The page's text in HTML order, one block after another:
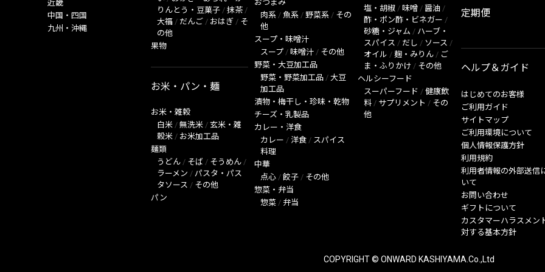
近畿
中国・四国
九州・沖縄
りんとう・豆菓子 / 抹茶 /
大福 / だんご / おはぎ / そ
の他
果物
お米・パン・麺
お米・雑穀
白米 / 無洗米 / 玄米・雑
穀米 / お米加工品
麺類
うどん / そば / そうめん /
ラーメン / パスタ・パス
タソース / その他
パン
おつまみ
肉系 / 魚系 / 野菜系 / その
他
スープ・味噌汁
スープ / 味噌汁 / その他
野菜・大豆加工品
野菜・野菜加工品 / 大豆
加工品
漬物・梅干し・珍味・乾物
チーズ・乳製品
カレー・洋食
カレー / 洋食 / スパイス
料理
中華
点心 / 餃子 / その他
惣菜・弁当
惣菜 / 弁当
塩・胡椒 / 味噌 / 醤油 /
酢・ポン酢・ビネガー /
砂糖・ジャム / ハーブ・
スパイス / だし / ソース /
オイル / 麹・みりん / ご
ま・ふりかけ / その他
ヘルシーフード
スーパーフード / 健康飲
料 / サプリメント / その
他
定期便
ヘルプ＆ガイド
はじめてのお客様
ご利用ガイド
サイトマップ
ご利用環境について
個人情報保護方針
利用規約
利用者情報の外部送信
いて
お問い合わせ
ギフトについて
カスタマーハラスメン
対する基本方針
COPYRIGHT © ONWARD KASHIYAMA.Co.,Ltd